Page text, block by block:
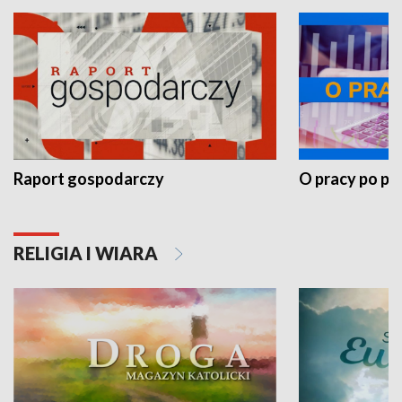
Raport gospodarczy O pracy po
RELIGIA I WIARA